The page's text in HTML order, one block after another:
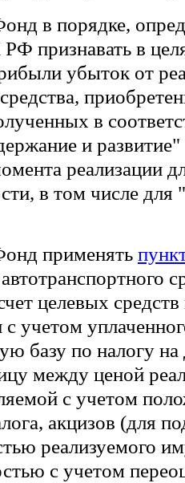
в порядке,
признавать в
убыток от
в
и
реализации
в том числе для
применять
целевых
учетом
базу по налогу
между ценой
с учетом
акцизов (для
реализуемого
с учетом